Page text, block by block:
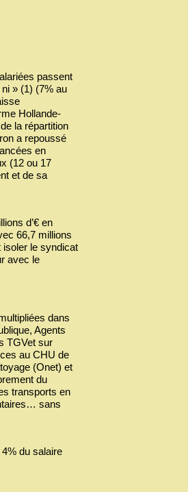
passent
» (1) (7% au
Hollande-
la répartition
a repoussé
en
(12 ou 17
et de sa
d’€ en
66,7 millions
isoler le syndicat
avec le
dans
Agents
TGVet sur
au CHU de
(Onet) et
du
transports en
sans
du salaire